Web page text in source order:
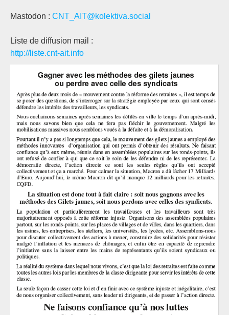
Mastodon : CNT_AIT@kolektiva.social
Liste de diffusion mail :
http://liste.cnt-ait.info